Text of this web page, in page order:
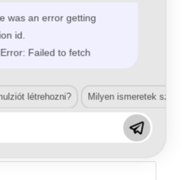
was an error getting
id.
Failed to fetch
létrehozni? Milyen ismeretek